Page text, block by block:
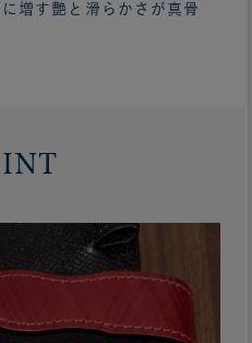
増す艶と滑らかさが真骨